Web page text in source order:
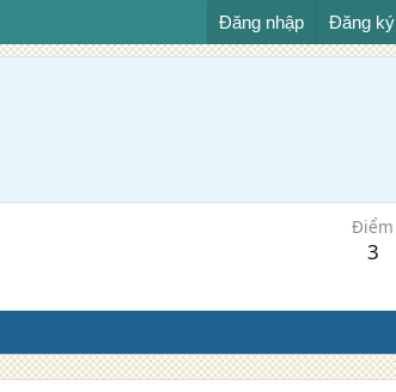
Đăng nhập Đăng ký
Điểm
3